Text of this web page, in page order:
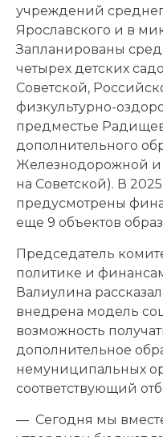
учреждений
Ярославского и в
Запланированы
четырех детских
Советской,
физкультурно-
предместье
дополнительного
Железнодорожной
на Советской). В
предусмотрены
еще 9 объектов
Председатель
политике и
Валиулина
внедрена модель
возможность
дополнительное
немуниципальных
соответствующий
— Сегодня мы